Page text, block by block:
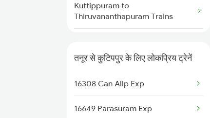
Kuttippuram to Mangaluru Trains
Kuttippuram to Kasaragod
Kuttippuram to Ernakulam Trains
Kuttippuram to
Thiruvananthapuram Trains
Kuttippuram to Ratnagiri Trains
Kuttippuram to Ambalapuzha
तनूर से कुटिपपुर के लिए लोकप्रिय ट्रेनें
16308 Can Allp Exp
16649 Parasuram Exp